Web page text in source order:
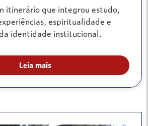
itinerário que integrou estudo,
espiritualidade e
identidade institucional.
Leia mais